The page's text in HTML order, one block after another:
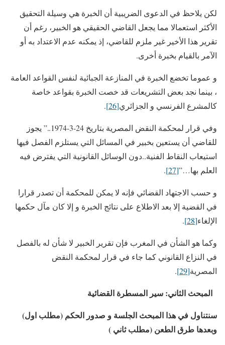
لكن يلاحظ في الدعوى الضريبية أن الخبرة هي وسيلة التحقيق
الأكثر استعمالا مما يجعل القاضي الحقيقي هو الخبير، رغم أن
تقرير هذا الأخير غير ملزم للقاضي، إذ يمكنه عدم الاعتداد به أو
الآمر بالقيام بخبرة أخرى.
و عموما تخضع الخبرة في المنازعة الجبائية لنفس القواعد العامة
، بينما نجد بعض التشريعات قد خصت الخبرة بقواعد خاصة
كالمشرع الفرنسي و الجزائري[26]
.
وفي قرار لمحكمة النقض المصرية بتاريخ 24-3-1974..” يجوز
للقاضي أن يستعين بخبير في المسائل التي يستلزم الفصل فيها
استيعاب النقاط الفنية..دون الوسائل القانونية التي يفترض فيه
العلم بها…”[27]
.
و حسب الاجتهاد القضائي فإنه لا يمكن للمحكمة أن تصدر قرارا
في القضية إلا بعد الاطلاع على نتائج الخبرة و إلا كان مآل حكمها
الإلغاء[28]
.
وكما هو الشأن في المغرب فإن تقرير الخبير لا شأن له بالفصل
في النزاع القانوني كما جاء في قرار لمحكمة النقض
المصرية[29]
.
المبحث الثاني: سير المسطرة القضائية
سنتناول في هذا المبحث الجلسة و صدور الحكم (مطلب اول)
وبعدها طرق الطعن (مطلب ثاني )